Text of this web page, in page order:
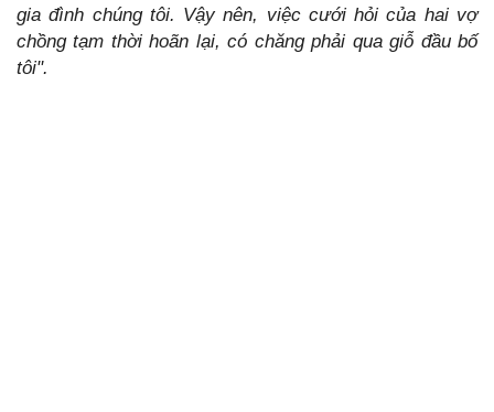
gia đình chúng tôi. Vậy nên, việc cưới hỏi của hai vợ
chồng tạm thời hoãn lại, có chăng phải qua giỗ đầu bố
tôi".